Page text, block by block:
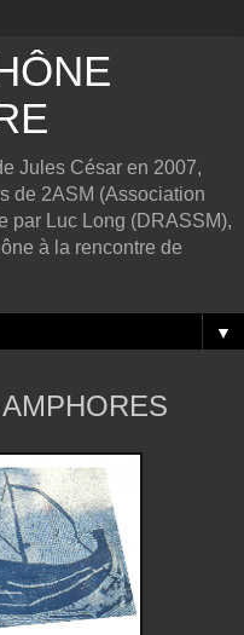
Jules César en 2007,
de 2ASM (Association
par Luc Long (DRASSM),
à la rencontre de
▼